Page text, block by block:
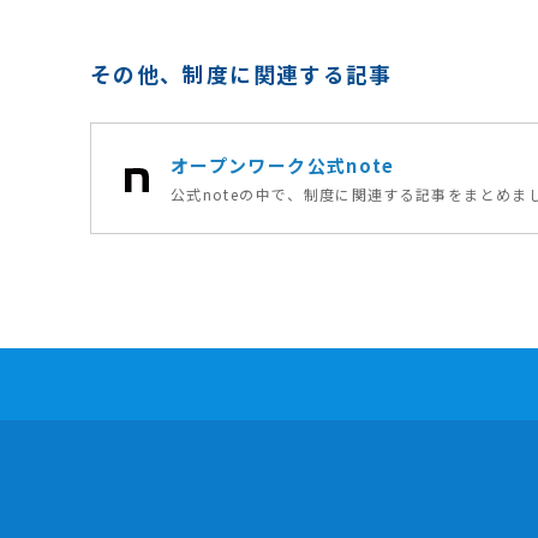
その他、制度に関連する記事
オープンワーク公式note
公式noteの中で、制度に関連する記事をまとめま